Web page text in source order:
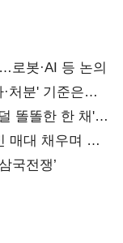
로봇·AI 등 논의
처분' 기준은
똘똘한 한 채'
매대 채우며 문
국전쟁’